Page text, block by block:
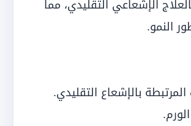
الإشعاعي التقليدي، مما
النمو.
بالإشعاع التقليدي.